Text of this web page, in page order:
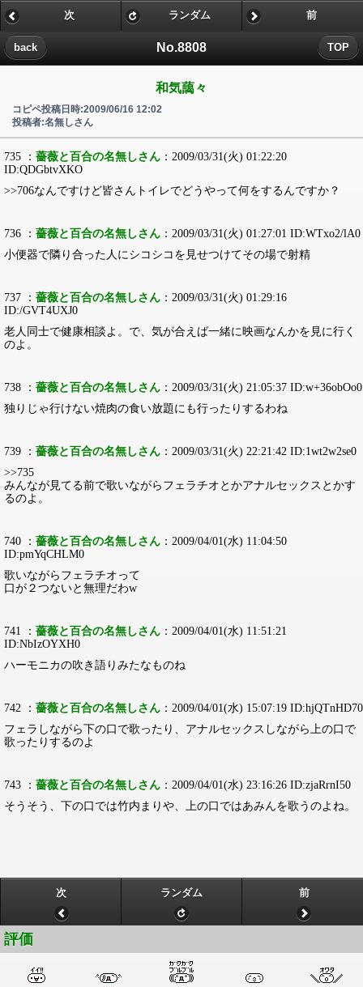
No.8808
back TOP
次 ランダム 前
和気藹々
コピペ投稿日時:2009/06/16 12:02
投稿者:名無しさん
735 ： 薔薇と百合の名無しさん ：2009/03/31(火) 01:22:20
ID:QDGbtvXKO
>>706なんですけど皆さんトイレでどうやって何をするんですか？
736 ： 薔薇と百合の名無しさん ：2009/03/31(火) 01:27:01 ID:WTxo2/lA0
小便器で隣り合った人にシコシコを見せつけてその場で射精
737 ： 薔薇と百合の名無しさん ：2009/03/31(火) 01:29:16
ID:/GVT4UXJ0
老人同士で健康相談よ。で、気が合えば一緒に映画なんかを見に行く
のよ。
738 ： 薔薇と百合の名無しさん ：2009/03/31(火) 21:05:37 ID:w+36obOo0
独りじゃ行けない焼肉の食い放題にも行ったりするわね
739 ： 薔薇と百合の名無しさん ：2009/03/31(火) 22:21:42 ID:1wt2w2se0
>>735
みんなが見てる前で歌いながらフェラチオとかアナルセックスとかす
るのよ。
740 ： 薔薇と百合の名無しさん ：2009/04/01(水) 11:04:50
ID:pmYqCHLM0
歌いながらフェラチオって
口が２つないと無理だわw
741 ： 薔薇と百合の名無しさん ：2009/04/01(水) 11:51:21
ID:NbIzOYXH0
ハーモニカの吹き語りみたなものね
742 ： 薔薇と百合の名無しさん ：2009/04/01(水) 15:07:19 ID:hjQTnHD70
フェラしながら下の口で歌ったり、アナルセックスしながら上の口で
歌ったりするのよ
743 ： 薔薇と百合の名無しさん ：2009/04/01(水) 23:16:26 ID:zjaRrnI50
そうそう、下の口では竹内まりや、上の口ではあみんを歌うのよね。
次 ランダム 前
評価